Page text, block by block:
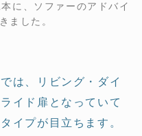
に、ソファーのアドバイ
ました。
は、リビング・ダイ
イド扉となっていて
イプが目立ちます。